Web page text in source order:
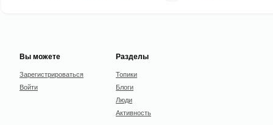
Вы можете
Зарегистрироваться
Войти
Разделы
Топики
Блоги
Люди
Активность